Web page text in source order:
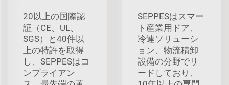
20以上の国際認
証（CE、UL、
SGS）と40件以
上の特許を取得
し、SEPPESはコ
ンプライアン
SEPPESはスマー
ト産業用ドア、
冷連ソリューシ
ョン、物流積卸
設備の分野でリ
ードしており、